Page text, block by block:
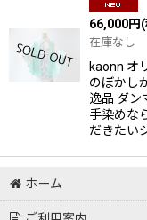
66,000円
在庫なし
kaonn オ
のぼかし
逸品 ダン
手染めな
だきたい
ホーム